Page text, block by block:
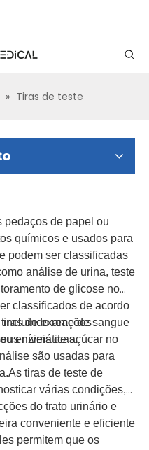
» Tiras de teste
pedaços de papel ou
químicos e usados ​​para
podem ser classificadas
análise de urina, teste
de glicose no
classificados de acordo
incluindo reações
enzimáticas.
de exame de sangue
níveis de açúcar no
são usadas para
tiras de teste de
várias condições,
do trato urinário e
conveniente e eficiente
permitem que os